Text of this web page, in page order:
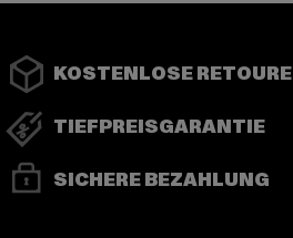
KOSTENLOSE RETOURE
TIEFPREISGARANTIE
SICHERE BEZAHLUNG